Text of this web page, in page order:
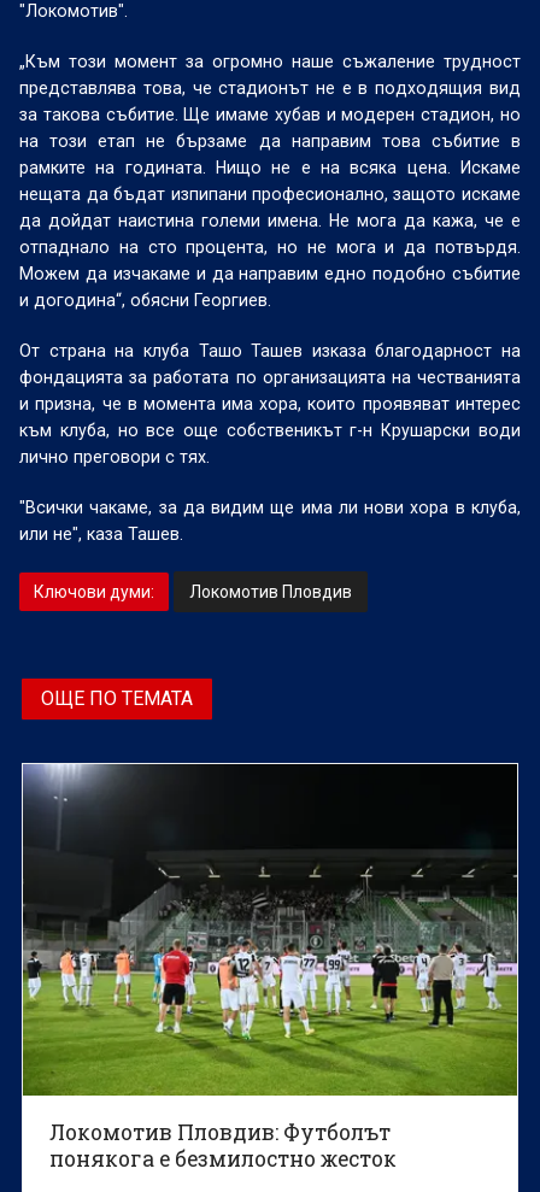
"Локомотив".
„Към този момент за огромно наше съжаление трудност
представлява това, че стадионът не е в подходящия вид
за такова събитие. Ще имаме хубав и модерен стадион, но
на този етап не бързаме да направим това събитие в
рамките на годината. Нищо не е на всяка цена. Искаме
нещата да бъдат изпипани професионално, защото искаме
да дойдат наистина големи имена. Не мога да кажа, че е
отпаднало на сто процента, но не мога и да потвърдя.
Можем да изчакаме и да направим едно подобно събитие
и догодина“, обясни Георгиев.
От страна на клуба Ташо Ташев изказа благодарност на
фондацията за работата по организацията на честванията
и призна, че в момента има хора, които проявяват интерес
към клуба, но все още собственикът г-н Крушарски води
лично преговори с тях.
"Всички чакаме, за да видим ще има ли нови хора в клуба,
или не", каза Ташев.
Ключови думи: Локомотив Пловдив
ОЩЕ ПО ТЕМАТА
Локомотив Пловдив: Футболът
понякога е безмилостно жесток